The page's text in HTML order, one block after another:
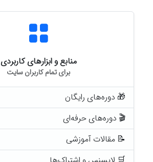
منابع و ابزارهای کاربردی
برای تمام کاربران سایت
🎁 دوره‌های رایگان
🎬 دوره‌های حرفه‌ای
📝 مقالات آموزشی